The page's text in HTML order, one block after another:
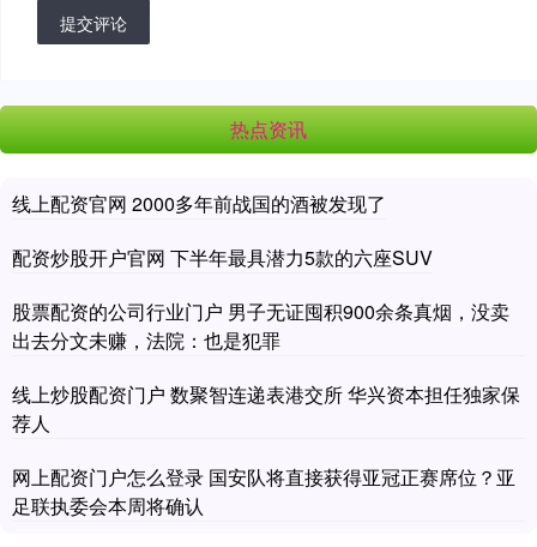
提交评论
热点资讯
线上配资官网 2000多年前战国的酒被发现了
配资炒股开户官网 下半年最具潜力5款的六座SUV
股票配资的公司行业门户 男子无证囤积900余条真烟，没卖
出去分文未赚，法院：也是犯罪
线上炒股配资门户 数聚智连递表港交所 华兴资本担任独家保
荐人
网上配资门户怎么登录 国安队将直接获得亚冠正赛席位？亚
足联执委会本周将确认